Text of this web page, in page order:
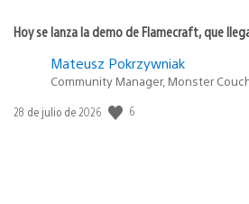
Hoy se lanza la demo de Flamecraft, que
Mateusz Pokrzywniak
Community Manager, Monster
Fecha
28 de julio de 2026 6